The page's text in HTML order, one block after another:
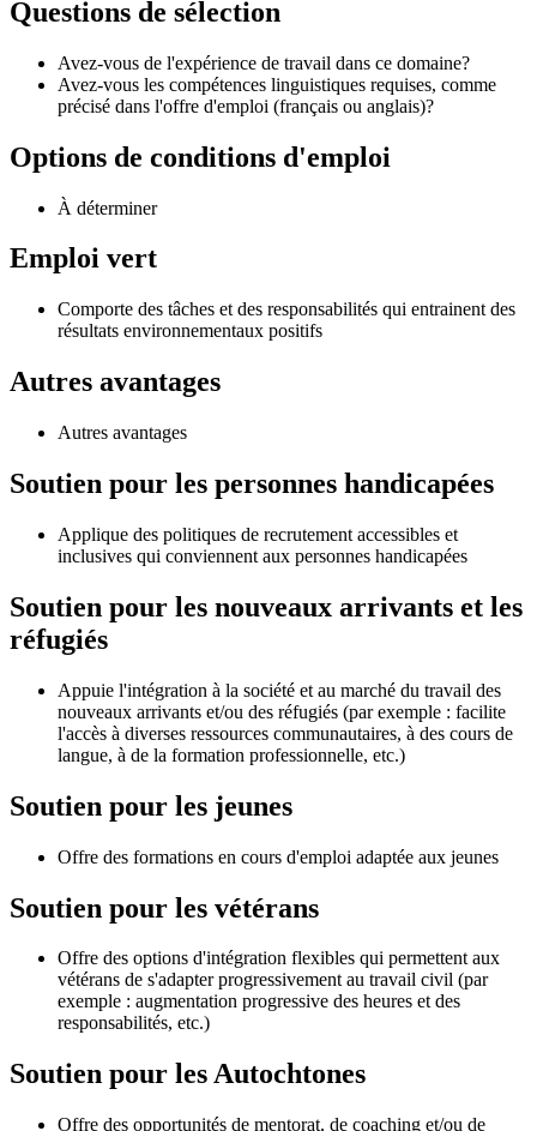
Questions de sélection
Avez-vous de l'expérience de travail dans ce domaine?
Avez-vous les compétences linguistiques requises, comme
précisé dans l'offre d'emploi (français ou anglais)?
Options de conditions d'emploi
À déterminer
Emploi vert
Comporte des tâches et des responsabilités qui entrainent des
résultats environnementaux positifs
Autres avantages
Autres avantages
Soutien pour les personnes handicapées
Applique des politiques de recrutement accessibles et
inclusives qui conviennent aux personnes handicapées
Soutien pour les nouveaux arrivants et les
réfugiés
Appuie l'intégration à la société et au marché du travail des
nouveaux arrivants et/ou des réfugiés (par exemple : facilite
l'accès à diverses ressources communautaires, à des cours de
langue, à de la formation professionnelle, etc.)
Soutien pour les jeunes
Offre des formations en cours d'emploi adaptée aux jeunes
Soutien pour les vétérans
Offre des options d'intégration flexibles qui permettent aux
vétérans de s'adapter progressivement au travail civil (par
exemple : augmentation progressive des heures et des
responsabilités, etc.)
Soutien pour les Autochtones
Offre des opportunités de mentorat, de coaching et/ou de